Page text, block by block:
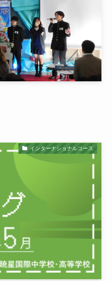
インターナショナルコース